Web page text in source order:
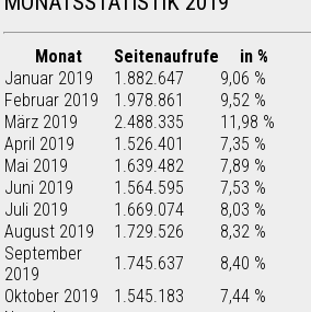
Monat Seitenaufrufe in %
Januar 2019
1.882.647 9,06 %
Februar 2019
1.978.861 9,52 %
März 2019
2.488.335 11,98 %
April 2019
1.526.401 7,35 %
Mai 2019
1.639.482 7,89 %
Juni 2019
1.564.595 7,53 %
Juli 2019
1.669.074 8,03 %
August 2019
1.729.526 8,32 %
September
2019
1.745.637 8,40 %
Oktober 2019
1.545.183 7,44 %